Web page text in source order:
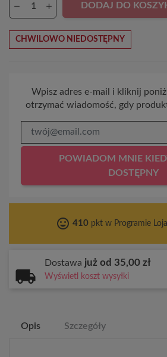
DODAJ DO
CHWILOWO NIEDOSTĘPNY
Wpisz adres e-mail i kliknij
otrzymać wiadomość, gdy
POWIADOM MNIE
DOSTĘPNY
tag_faces 410pkt w Programie
Dostawa już od 35,00 zł
Wyświetl koszt wysyłki
Opis Szczegóły